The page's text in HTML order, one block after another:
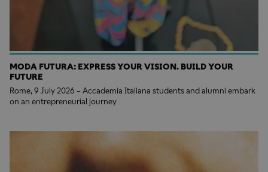
MODA FUTURA: EXPRESS YOUR VISION. BUILD YOUR
FUTURE
Rome, 9 July 2026 – Accademia Italiana students and alumni embark
on an entrepreneurial journey